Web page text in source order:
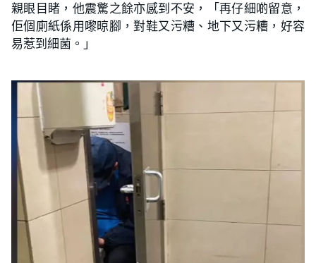
親眼目睹，他震驚之餘亦感到不安，「再仔細啲留意，
佢個廁紙係用嚟晾腳，對鞋又污糟、地下又污糟，好容
易惹到細菌。」